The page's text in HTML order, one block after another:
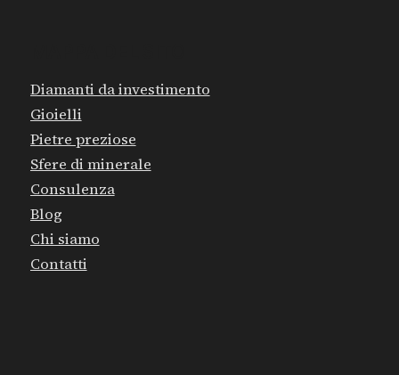
Diamanti da investimento
Gioielli
Pietre preziose
Sfere di minerale
Consulenza
Blog
Chi siamo
Contatti